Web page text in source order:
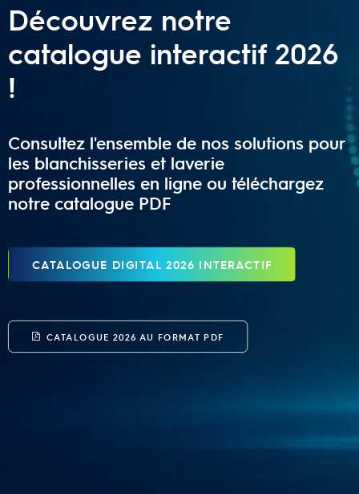
Découvrez notre
catalogue interactif 2026
!
Consultez l'ensemble de nos solutions pour
les blanchisseries et laverie
professionnelles en ligne ou téléchargez
notre catalogue PDF
CATALOGUE DIGITAL 2026 INTERACTIF
CATALOGUE 2026 AU FORMAT PDF